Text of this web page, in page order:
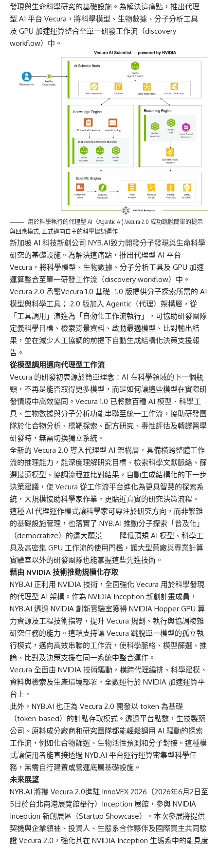
發現與生命科學研究的基礎設施。為解決這痛點，推出代理
型 AI 平台 Vecura，將科學模型、生物數據、分子分析工具
及 GPU 加速運算整合至單一研發工作流（discovery
workflow）中。
用於科學執行的代理型 AI（Agentic AI).Vecura 2.0 成功跳脫簡單的提示
與回應模式, 正式邁向自主的科學協調運作
新加坡 AI 科技新創公司 NYB.AI致力開發分子發現與生命科學
研究的基礎設施。為解決這痛點，推出代理型 AI 平台
Vecura，將科學模型、生物數據、分子分析工具及 GPU 加速
運算整合至單一研發工作流（discovery workflow）中。
Vecura 2.0 承襲Vecura 1.0 基礎–1.0 版提供分子探索所需的 AI
模型與科學工具； 2.0 版加入 Agentic（代理）架構層，從
「工具調用」演進為「自動化工作流執行」，可協助研發團隊
定義科學目標、檢索背景資料、啟動最適模型、比對輸出結
果，並在減少人工協調的前提下自動生成結構化決策支援報
告。
從模型調用邁向代理型工作流
Vecura 的研發初衷源於簡單理念：AI 在科學領域的下一個瓶
頸，不再是能否取得更多模型，而是如何讓這些模型在實際研
發情境中高效協同。Vecura 1.0 已將數百種 AI 模型、科學工
具、生物數據與分子分析功能串聯至統一工作流，協助研發團
隊於化合物分析、標靶探索、配方研究、毒性評估及轉譯醫學
研發時，無需切換獨立系統。
全新的 Vecura 2.0 導入代理型 AI 架構層，具備橫跨整體工作
流的推理能力，能深度理解研究目標、檢索科學文獻脈絡、篩
選最適模型、協調流程並比對結果，自動生成結構化的下一步
決策建議，使 Vecura 從工作流平台進化為更具智慧的探索系
統，大規模協助科學家作業，更貼近真實的研究決策流程。
這種 AI 代理運作模式讓科學家可專注於研究方向，而非繁雜
的基礎設施管理，也落實了 NYB.AI 推動分子探索「普及化」
（democratize）的遠大願景——降低頂規 AI 模型、科學工
具及高密集 GPU 工作流的使用門檻，讓大型藥廠與專業計算
實驗室以外的研發團隊也能掌握這些先進技術。
藉由 NVIDIA 技術推動規模化存取
NYB.AI 正利用 NVIDIA 技術，全面強化 Vecura 用於科學發現
的代理型 AI 架構。作為 NVIDIA Inception 新創計畫成員，
NYB.AI 透過 NVIDIA 創新實驗室獲得 NVIDIA Hopper GPU 算
力資源及工程技術指導，提升 Vecura 規劃、執行與協調複雜
研究任務的能力。這項支持讓 Vecura 跳脫單一模型的孤立執
行模式，邁向高效串聯的工作流，使科學脈絡、模型篩選、推
論、比對及決策支援在同一系統中整合運作。
Vecura 全面由 NVIDIA 技術驅動，橫跨代理編排、科學建模、
資料與檢索及生產環境部署，全數運行於 NVIDIA 加速運算平
台上。
此外，NYB.AI 也正為 Vecura 2.0 開發以 token 為基礎
（token-based）的計點存取模式。透過平台點數，生技製藥
公司、原料成分廠商和研究團隊都能輕鬆調用 AI 驅動的探索
工作流，例如化合物篩選、生物活性預測和分子對接。這種模
式讓使用者能直接透過 NYB.AI 平台運行運算密集型科學任
務，無需自行建置或營運底層基礎設施。
未來展望
NYB.AI 將攜 Vecura 2.0進駐 InnoVEX 2026（2026年6月2日至
5日於台北南港展覽館舉行）Inception 展館，參與 NVIDIA
Inception 新創展區（Startup Showcase）。本次參展將提供
契機與企業領袖、投資人、生態系合作夥伴及國際買主共同驗
證 Vecura 2.0，強化其在 NVIDIA Inception 生態系中的能見度